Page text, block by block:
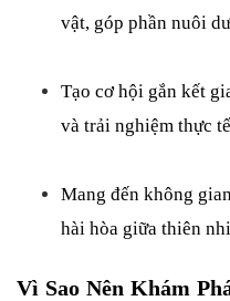
vật, góp phần nuôi
Tạo cơ hội gắn kết
và trải nghiệm thực
Mang đến không
hài hòa giữa thiên
Vì Sao Nên Khám